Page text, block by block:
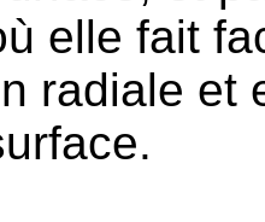
elle fait
radiale et